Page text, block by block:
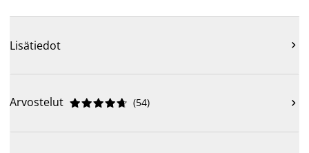
Lisätiedot 
Arvostelut 




 (54) 